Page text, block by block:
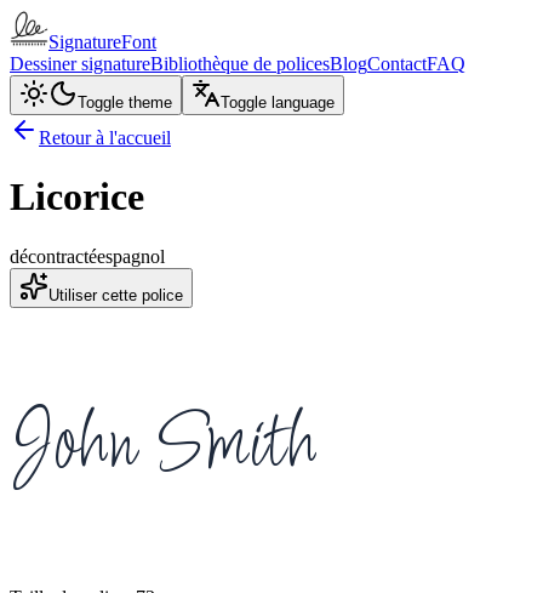
SignatureFont
Dessiner signatureBibliothèque de policesBlogContactFAQ
Toggle theme Toggle language
Retour à l'accueil
Licorice
décontractéespagnol
Utiliser cette police
John Smith